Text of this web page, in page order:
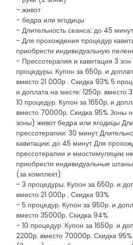
- живот
- бедра или ягодицы
- Длительность сеанса: до 45 минут
- Для прохождения процедур
приобрести индивидуальную
- Прессотерапия и кавитация 3
процедуры. Купон за 650р. и
вместо 21 000р . Скидка 93% 5
и доплата на месте: 1250р. вместо
10 процедур. Купон за 1650р. и
вместо 70000р. Скидка 95% Зоны
зоны) живот бедра или ягодицы
прессотерапии: 30 минут
кавитации: до 45 минут Для
прессотерапии и миостимуляции
приобрести индивидуальные
(за комплект)
- 3 процедуры. Купон за 650р. и
вместо 21 000р . Скидка 93%
- 5 процедур. Купон за 950р. и
вместо 35000р. Скидка 94%
- 10 процедур. Купон за 1650р. и
2200р. вместо 70000р. Скидка